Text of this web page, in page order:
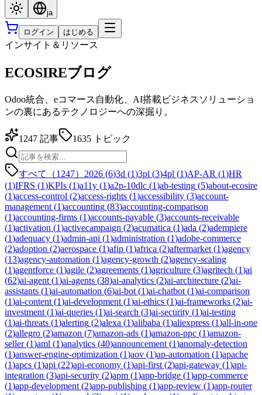
ja
ログイン はじめる
インサイト＆リソース
ECOSIREブログ
Odoo統合、eコマース自動化、AI搭載ビジネスソリューショ
ンの裏にあるテクノロジーへの深掘り。
1247 記事 1635 トピック
すべて（1247） 2026 (6)3d (1)3pl (3)4pl (1)AP-AR (1)HR
(1)IFRS (1)KPIs (1)a11y (1)a2p-10dlc (1)ab-testing (5)about-ecosire
(1)access-control (2)access-rights (1)accessibility (3)account-
management (1)accounting (83)accounting-comparison
(1)accounting-firms (1)accounts-payable (3)accounts-receivable
(1)activation (1)activecampaign (2)acumatica (1)ada (2)adempiere
(1)adequacy (1)admin-api (1)administration (1)adobe-commerce
(2)adoption (2)aerospace (1)afip (1)africa (2)aftermarket (1)agency
(13)agency-automation (1)agency-growth (2)agency-scaling
(1)agentforce (1)agile (2)agreements (1)agriculture (3)agritech (1)ai
(62)ai-agent (1)ai-agents (38)ai-analytics (2)ai-architecture (2)ai-
assistants (1)ai-automation (6)ai-bot (1)ai-chatbot (1)ai-comparison
(1)ai-content (1)ai-development (1)ai-ethics (1)ai-frameworks (2)ai-
investment (1)ai-queries (1)ai-search (3)ai-security (1)ai-testing
(1)ai-threats (1)alerting (2)alexa (1)alibaba (1)aliexpress (1)all-in-one
(2)allegro (2)amazon (7)amazon-ads (1)amazon-ppc (1)amazon-
seller(1)aml (1)analytics (40)announcement (1)anomaly-detection
(1)answer-engine-optimization (1)aov (1)ap-automation (1)apache
(1)apcs (1)api (22)api-economy (1)api-first (2)api-gateway (1)api-
integration (3)api-security (2)apm (1)app-bridge (1)app-commerce
(1)app-development (2)app-publishing (1)app-review (1)app-router